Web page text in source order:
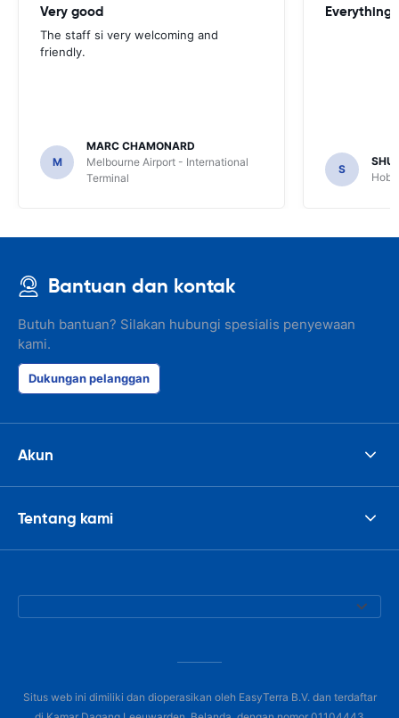
Very good
The staff si very welcoming and
friendly.
M
MARC CHAMONARD
Melbourne Airport - International
Terminal
Everything
S
Bantuan dan kontak
Butuh bantuan? Silakan hubungi spesialis penyewaan
kami.
Dukungan pelanggan
Akun
Tentang kami
Situs web ini dimiliki dan dioperasikan oleh EasyTerra B.V. dan terdaftar